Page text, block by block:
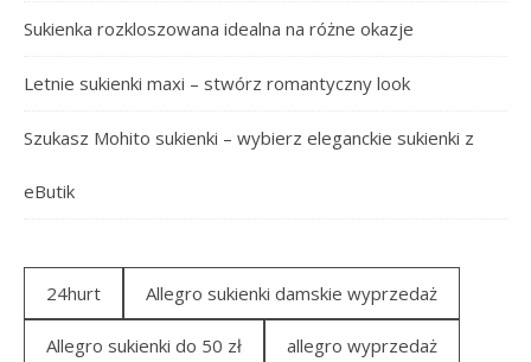
Sukienka rozkloszowana idealna na różne okazje
Letnie sukienki maxi – stwórz romantyczny look
Szukasz Mohito sukienki – wybierz eleganckie sukienki z
eButik
24hurt Allegro sukienki damskie wyprzedaż
Allegro sukienki do 50 zł allegro wyprzedaż